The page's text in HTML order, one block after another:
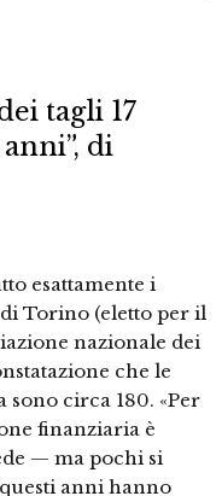
tagli 17
di
esattamente i
Torino (eletto per il
nazionale dei
che le
circa 180. «Per
finanziaria è
— ma pochi si
anni hanno